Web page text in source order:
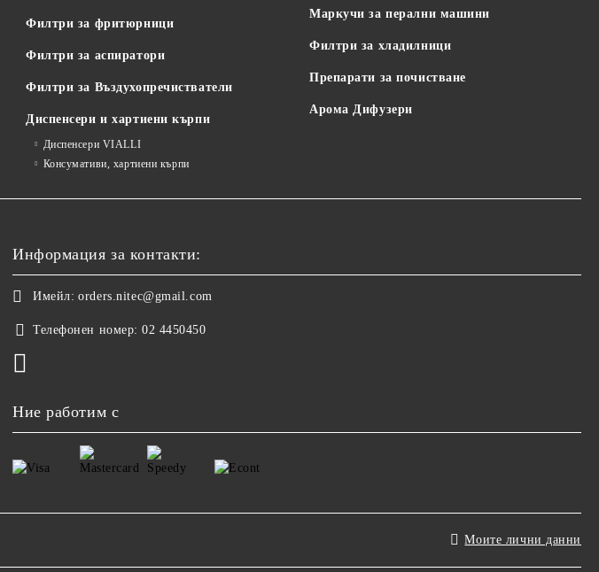
Филтри за фритюрници
Филтри за аспиратори
Филтри за Въздухопречистватели
Диспенсери и хартиени кърпи
Диспенсери VIALLI
Консумативи, хартиени кърпи
Маркучи за перални машини
Филтри за хладилници
Препарати за почистване
Арома Дифузери
Информация за контакти:
Имейл: orders.nitec@gmail.com
Телефонен номер: 02 4450450
Ние работим с
Моите лични данни